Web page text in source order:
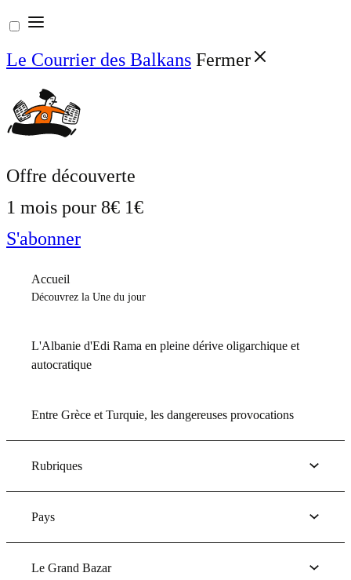
Aller
au
contenu
Le Courrier des Balkans Fermer
Offre découverte
1 mois pour 8€ 1€
S'abonner
Accueil
Découvrez la Une du jour
L'Albanie d'Edi Rama en pleine dérive oligarchique et
autocratique
Entre Grèce et Turquie, les dangereuses provocations
Rubriques
Pays
Le Grand Bazar